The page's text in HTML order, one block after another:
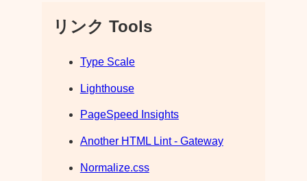
リンク Tools
Type Scale
Lighthouse
PageSpeed Insights
Another HTML Lint - Gateway
Normalize.css